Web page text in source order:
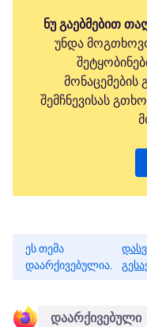
ნუ გაებმებით
უნდა
მონაცემების
შემჩნევისას
ეს თემა
დაარქივებულია.
დაარქივებული